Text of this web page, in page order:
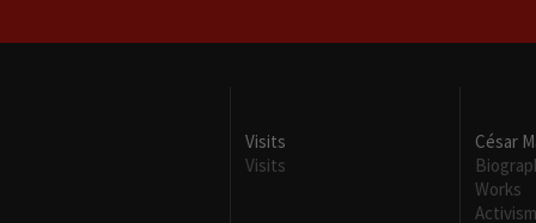
Visits
Visits
César
Works
Activism